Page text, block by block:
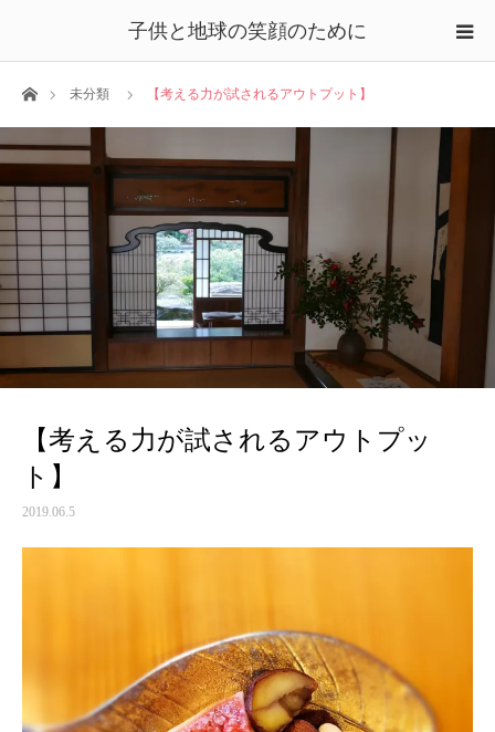
子供と地球の笑顔のために
ホーム未分類 【考える力が試されるアウトプット】
【考える力が試されるアウトプッ
ト】
2019.06.5